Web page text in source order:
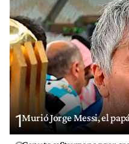
1Murió Jorge Messi, el